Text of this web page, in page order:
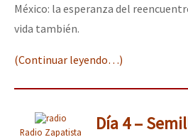
México: la esperanza del
vida también.
(Continuar leyendo…)
Radio Zapatista
Día 4 –